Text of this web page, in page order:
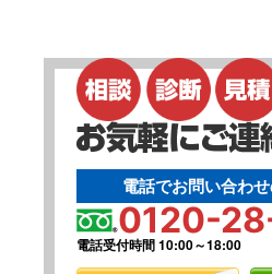
電話でお問い合わ
0120-
電話受付時間 10:00～18:00